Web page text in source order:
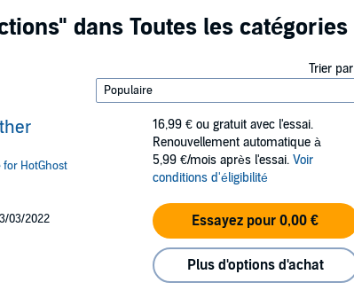
dans Toutes les catégories
Trier par
for HotGhost
03/2022
16,99 € ou gratuit avec l'essai.
Renouvellement automatique à
5,99 €/mois après l'essai. Voir
conditions d'éligibilité
Essayez pour 0,00 €
Plus d'options d'achat